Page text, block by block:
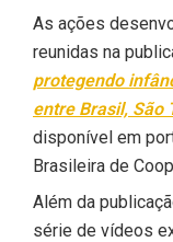
As ações
reunidas na
protegendo
entre Brasil, São
disponível em
Brasileira de
Além da
série de vídeos